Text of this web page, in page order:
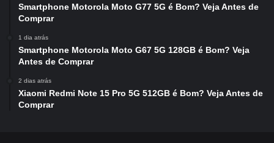
Smartphone Motorola Moto G77 5G é Bom? Veja Antes de
Comprar
1 dia atrás
Smartphone Motorola Moto G67 5G 128GB é Bom? Veja
Antes de Comprar
2 dias atrás
Xiaomi Redmi Note 15 Pro 5G 512GB é Bom? Veja Antes de
Comprar